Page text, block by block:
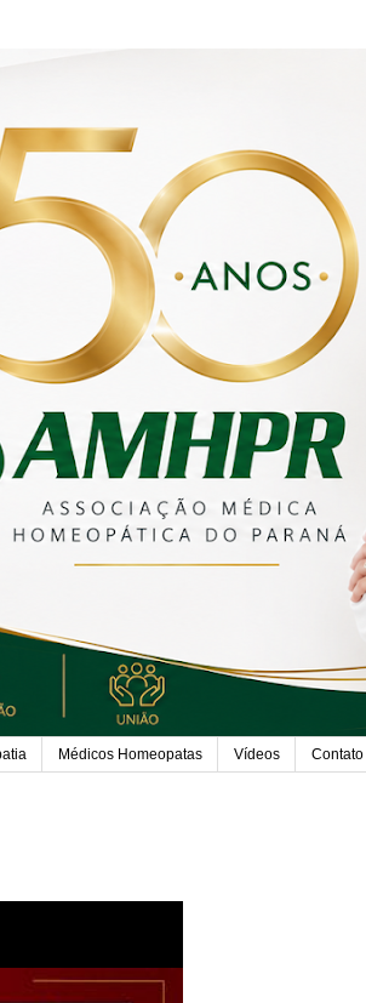
Médicos Homeopatas Vídeos Contato